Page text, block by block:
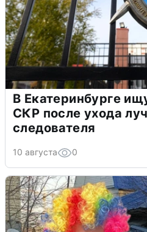
В Екатеринбурге
СКР после ухода
следователя
10 августа 0